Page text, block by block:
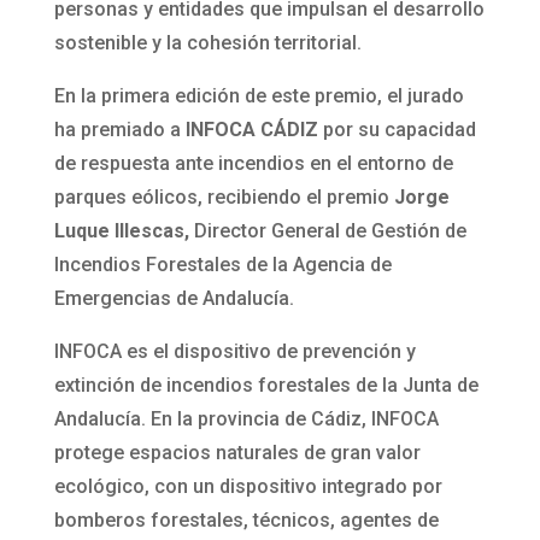
personas y entidades que impulsan el desarrollo
sostenible y la cohesión territorial.
En la primera edición de este premio, el jurado
ha premiado a INFOCA CÁDIZ por su capacidad
de respuesta ante incendios en el entorno de
parques eólicos, recibiendo el premio Jorge
Luque Illescas, Director General de Gestión de
Incendios Forestales de la Agencia de
Emergencias de Andalucía.
INFOCA es el dispositivo de prevención y
extinción de incendios forestales de la Junta de
Andalucía. En la provincia de Cádiz, INFOCA
protege espacios naturales de gran valor
ecológico, con un dispositivo integrado por
bomberos forestales, técnicos, agentes de